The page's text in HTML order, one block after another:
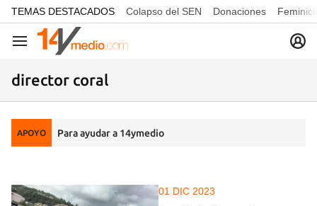
common.go-to-content
TEMAS DESTACADOS Colapso del SEN Donaciones
Navegación
director coral
APOYO Para ayudar a 14ymedio
01 DIC 2023